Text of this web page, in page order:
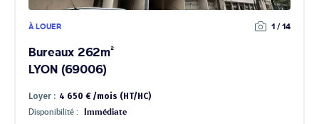
À LOUER 1 / 14
Bureaux 262m²
LYON (69006)
Loyer : 4 650 € /mois (HT/HC)
Disponibilité : Immédiate